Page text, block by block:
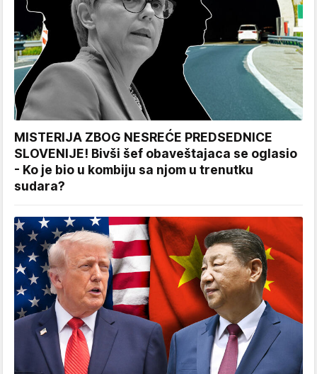
MISTERIJA ZBOG NESREĆE PREDSEDNICE
SLOVENIJE! Bivši šef obaveštajaca se oglasio
- Ko je bio u kombiju sa njom u trenutku
sudara?